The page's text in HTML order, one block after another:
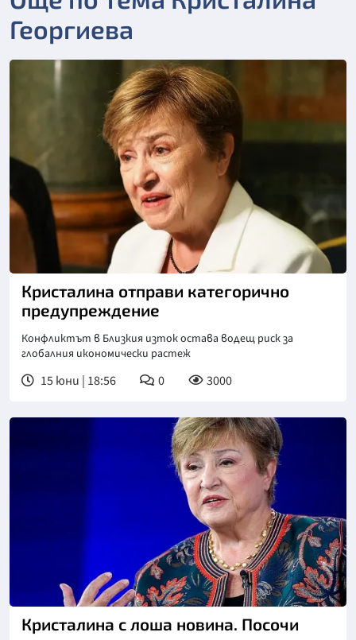
Георгиева
Снимка: БГНЕС
Кристалина отправи категорично
предупреждение
Конфликтът в Близкия изток остава водещ риск за
глобалния икономически растеж
15 юни | 18:56 0 3000
Кристалина с лоша новина. Посочи